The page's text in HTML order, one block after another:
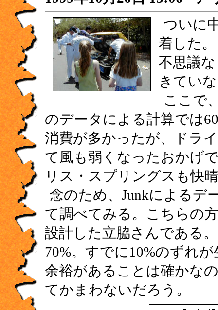
ついに
着した
不思議
きてい
ここで
のデータによる計算では
消費が多かったが、ドラ
て風も弱くなったおかげ
リス・スプリングスも快
念のため、Junkによるデ
て調べてみる。こちらの
設計した立脇さんである
70%。すでに10%のずれ
余裕があることは確かな
てかまわないだろう。